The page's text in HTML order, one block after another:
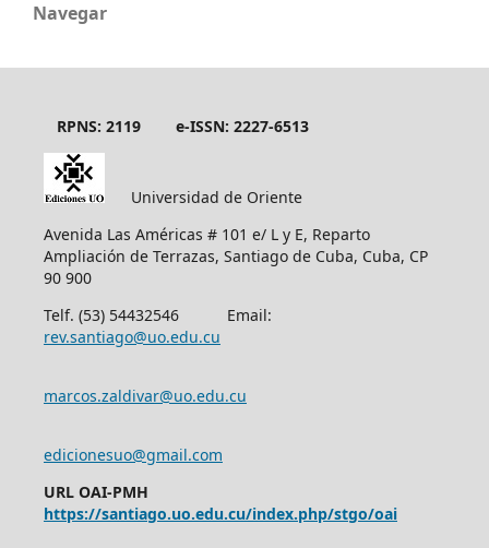
Navegar
RPNS: 2119 e-ISSN: 2227-6513
Universidad de Oriente
Avenida Las Américas # 101 e/ L y E, Reparto
Ampliación de Terrazas, Santiago de Cuba, Cuba, CP
90 900
Telf. (53) 54432546 Email:
rev.santiago@uo.edu.cu
marcos.zaldivar@uo.edu.cu
edicionesuo@gmail.com
URL OAI-PMH
https://santiago.uo.edu.cu/index.php/stgo/oai